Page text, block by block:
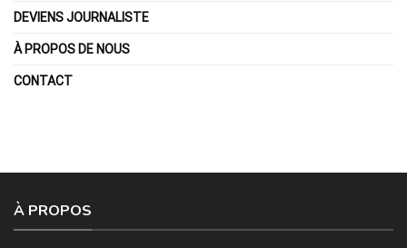
DEVIENS JOURNALISTE
À PROPOS DE NOUS
CONTACT
À PROPOS